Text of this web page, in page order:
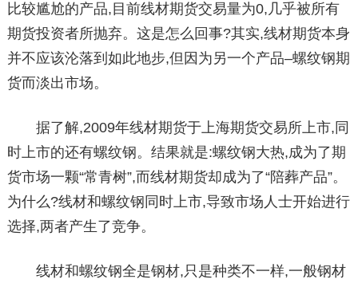
比较尴尬的产品,目前线材期货交易量为0,几乎被所有
期货投资者所抛弃。这是怎么回事?其实,线材期货本身
并不应该沦落到如此地步,但因为另一个产品–螺纹钢期
货而淡出市场。
据了解,2009年线材期货于上海期货交易所上市,同
时上市的还有螺纹钢。结果就是:螺纹钢大热,成为了期
货市场一颗“常青树”,而线材期货却成为了“陪葬产品”。
为什么?线材和螺纹钢同时上市,导致市场人士开始进行
选择,两者产生了竞争。
线材和螺纹钢全是钢材,只是种类不一样,一般钢材